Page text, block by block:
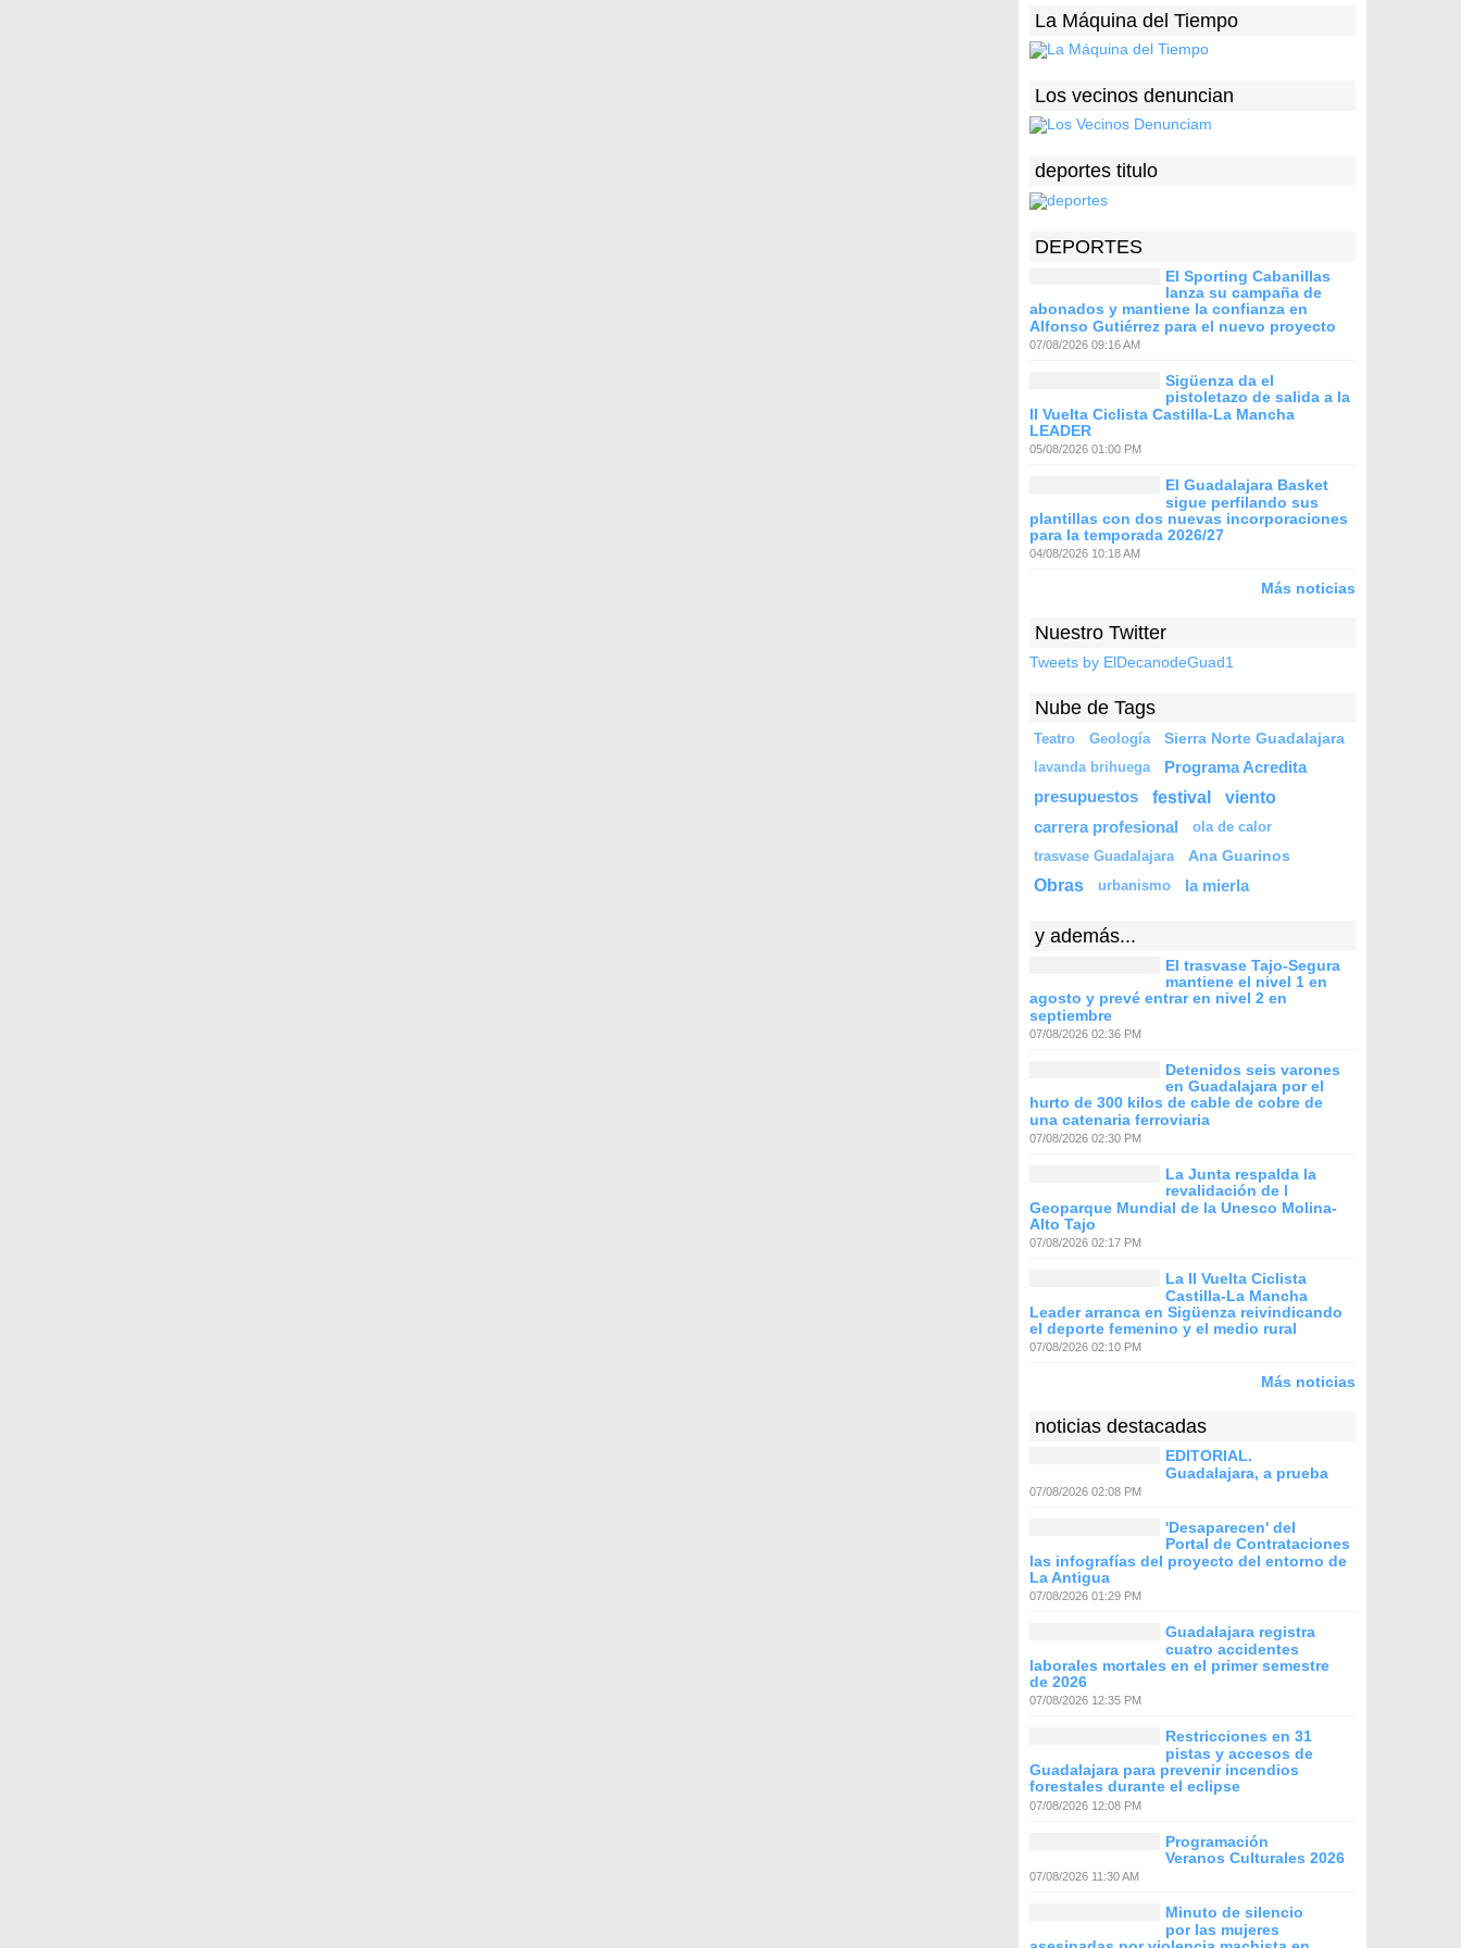
La Máquina del Tiempo
Los vecinos denuncian
deportes titulo
DEPORTES
El Sporting Cabanillas
lanza su campaña de
abonados y mantiene la confianza en
Alfonso Gutiérrez para el nuevo proyecto
07/08/2026 09:16 AM
Sigüenza da el
pistoletazo de salida a la
II Vuelta Ciclista Castilla-La Mancha
LEADER
05/08/2026 01:00 PM
El Guadalajara Basket
sigue perfilando sus
plantillas con dos nuevas incorporaciones
para la temporada 2026/27
04/08/2026 10:18 AM
Más noticias
Nuestro Twitter
Tweets by ElDecanodeGuad1
Nube de Tags
Teatro Geología Sierra Norte Guadalajara
lavanda brihuega
Programa Acredita
presupuestos
festival viento
carrera profesional
ola de calor
trasvase Guadalajara
Ana Guarinos
Obras urbanismo la mierla
y además...
El trasvase Tajo-Segura
mantiene el nivel 1 en
agosto y prevé entrar en nivel 2 en
septiembre
07/08/2026 02:36 PM
Detenidos seis varones
en Guadalajara por el
hurto de 300 kilos de cable de cobre de
una catenaria ferroviaria
07/08/2026 02:30 PM
La Junta respalda la
revalidación de l
Geoparque Mundial de la Unesco Molina-
Alto Tajo
07/08/2026 02:17 PM
La II Vuelta Ciclista
Castilla-La Mancha
Leader arranca en Sigüenza reivindicando
el deporte femenino y el medio rural
07/08/2026 02:10 PM
Más noticias
noticias destacadas
EDITORIAL.
Guadalajara, a prueba
07/08/2026 02:08 PM
'Desaparecen' del
Portal de Contrataciones
las infografías del proyecto del entorno de
La Antigua
07/08/2026 01:29 PM
Guadalajara registra
cuatro accidentes
laborales mortales en el primer semestre
de 2026
07/08/2026 12:35 PM
Restricciones en 31
pistas y accesos de
Guadalajara para prevenir incendios
forestales durante el eclipse
07/08/2026 12:08 PM
Programación
Veranos Culturales 2026
07/08/2026 11:30 AM
Minuto de silencio
por las mujeres